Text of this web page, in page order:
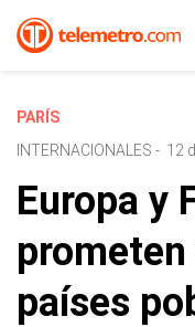
PARÍS
INTERNACIONALES - 12
Europa y
países